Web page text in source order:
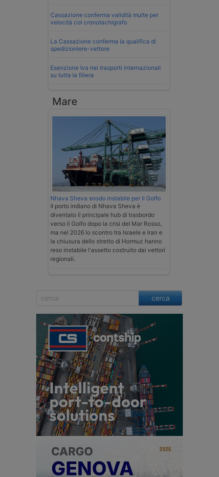
Cassazione conferma validità multe per
velocità col cronotachigrafo
La Cassazione conferma la qualifica di
spedizioniere-vettore
Esenzione Iva nei trasporti internazionali
su tutta la filiera
Mare
Nhava Sheva snodo instabile per il Golfo
Il porto indiano di Nhava Sheva è
diventato il principale hub di trasbordo
verso il Golfo dopo la crisi del Mar Rosso,
ma nel 2026 lo scontro tra Israele e Iran e
la chiusura dello stretto di Hormuz hanno
reso instabile l'assetto costruito dai vettori
regionali.
cerca